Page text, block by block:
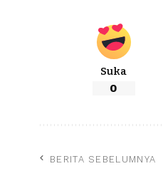
Suka
0
BERITA SEBELUMNYA